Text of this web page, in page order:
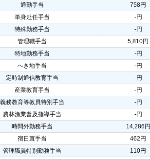
通勤手当
758円
単身赴任手当
-円
特殊勤務手当
-円
管理職手当
5,810円
特地勤務手当
-円
へき地手当
-円
定時制通信教育手当
-円
産業教育手当
-円
義務教育等教員特別手当
-円
農林漁業普及指導手当
-円
時間外勤務手当
14,286円
宿日直手当
462円
管理職員特別勤務手当
110円